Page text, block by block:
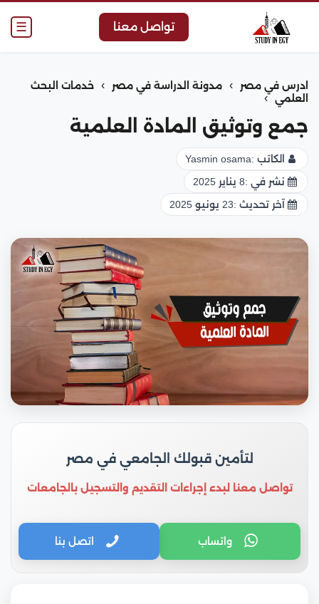
☰ تواصل معنا
ادرس في مصر › مدونة الدراسة في مصر ›
خدمات البحث
العلمي
›
جمع وتوثيق المادة العلمية
الكاتب :Yasmin osama
نشر في :8 يناير 2025
آخر تحديث :23 يونيو 2025
لتأمين قبولك الجامعي في مصر
تواصل معنا لبدء إجراءات التقديم والتسجيل بالجامعات
واتساب اتصل بنا